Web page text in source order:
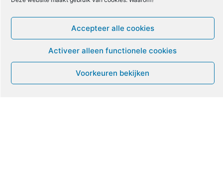
Accepteer alle cookies
Activeer alleen functionele cookies
Voorkeuren bekijken
17 18 19 20 21
26 27 28
31 1 2 3 4 5 6